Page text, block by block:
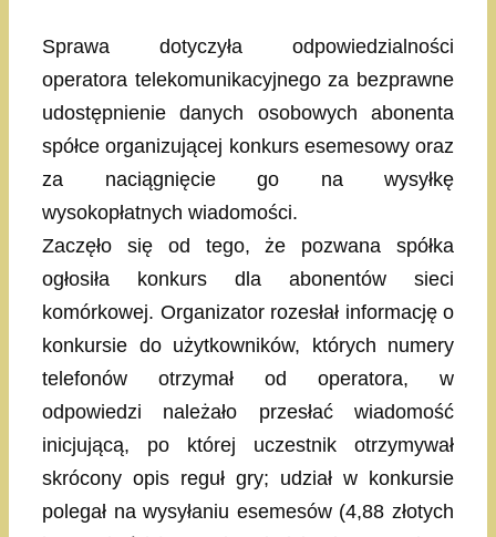
Sprawa dotyczyła odpowiedzialności
operatora telekomunikacyjnego za bezprawne
udostępnienie danych osobowych abonenta
spółce organizującej konkurs esemesowy oraz
za naciągnięcie go na wysyłkę
wysokopłatnych wiadomości.
Zaczęło się od tego, że pozwana spółka
ogłosiła konkurs dla abonentów sieci
komórkowej. Organizator rozesłał informację o
konkursie do użytkowników, których numery
telefonów otrzymał od operatora, w
odpowiedzi należało przesłać wiadomość
inicjującą, po której uczestnik otrzymywał
skrócony opis reguł gry; udział w konkursie
polegał na wysyłaniu esemesów (4,88 złotych